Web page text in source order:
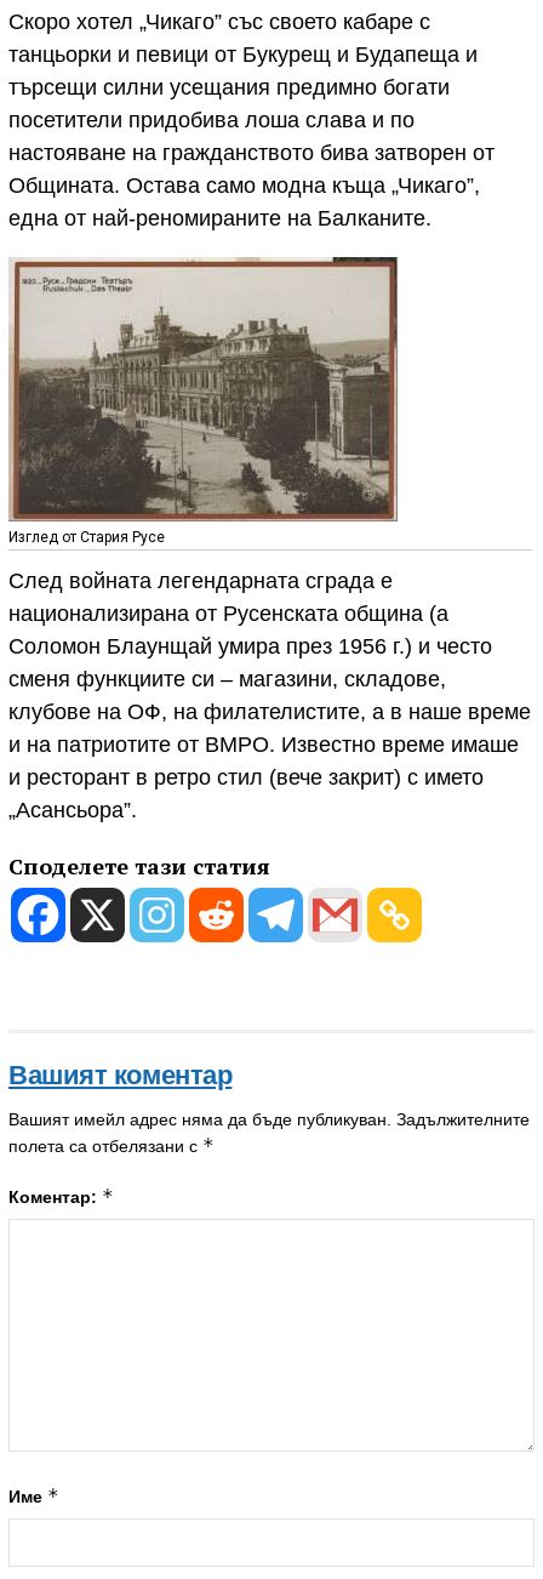
Скоро хотел „Чикаго” със своето кабаре с
танцьорки и певици от Букурещ и Будапеща и
търсещи силни усещания предимно богати
посетители придобива лоша слава и по
настояване на гражданството бива затворен от
Общината. Остава само модна къща „Чикаго”,
една от най-реномираните на Балканите.
Изглед от Стария Русе
След войната легендарната сграда е
национализирана от Русенската община (а
Соломон Блаунщай умира през 1956 г.) и често
сменя функциите си – магазини, складове,
клубове на ОФ, на филателистите, а в наше време
и на патриотите от ВМРО. Известно време имаше
и ресторант в ретро стил (вече закрит) с името
„Асансьора”.
Споделете тази статия
Вашият коментар
Вашият имейл адрес няма да бъде публикуван. Задължителните
полета са отбелязани с *
Коментар: *
Име *